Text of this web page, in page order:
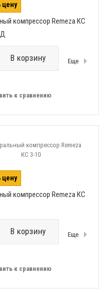
цену
компрессор Remeza КС
В корзину Еще
к сравнению
цену
компрессор Remeza КС
В корзину Еще
к сравнению